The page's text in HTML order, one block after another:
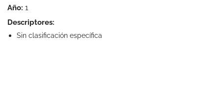
Año: 1
Descriptores:
Sin clasificación específica